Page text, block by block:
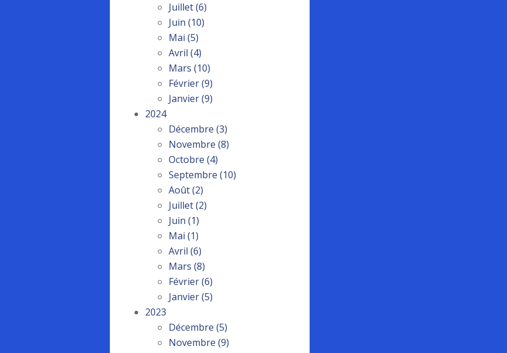
Juillet(6)
Juin (10)
Mai (5)
Avril (4)
Mars (10)
Février(9)
Janvier(9)
2024
Décembre (3)
Novembre (8)
Octobre (4)
Septembre (10)
Août(2)
Juillet(2)
Juin (1)
Mai (1)
Avril (6)
Mars (8)
Février(6)
Janvier(5)
2023
Décembre (5)
Novembre (9)